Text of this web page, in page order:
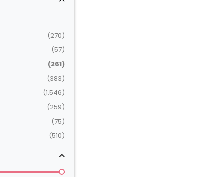
(270)
(57)
(261)
(383)
(1.546)
(259)
(75)
(510)